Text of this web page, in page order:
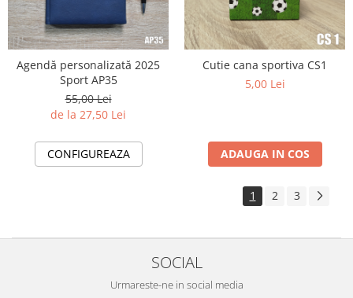
Agendă personalizată 2025
Sport AP35
55,00 Lei
de la 27,50 Lei
CONFIGUREAZA
Cutie cana sportiva CS1
5,00 Lei
ADAUGA IN COS
1 2 3
SOCIAL
Urmareste-ne in social media